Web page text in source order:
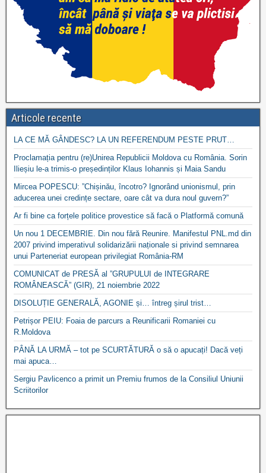
Articole recente
LA CE MĂ GÂNDESC? LA UN REFERENDUM PESTE PRUT…
Proclamația pentru (re)Unirea Republicii Moldova cu România. Sorin
Ilieșiu le-a trimis-o președinților Klaus Iohannis și Maia Sandu
Mircea POPESCU: ”Chișinău, încotro? Ignorând unionismul, prin
aducerea unei credințe sectare, oare cât va dura noul guvern?”
Ar fi bine ca forțele politice provestice să facă o Platformă comună
Un nou 1 DECEMBRIE. Din nou fără Reunire. Manifestul PNL.md din
2007 privind imperativul solidarizării naționale si privind semnarea
unui Parteneriat european privilegiat România-RM
COMUNICAT de PRESĂ al ”GRUPULUI de INTEGRARE
ROMÂNEASCĂ” (GIR), 21 noiembrie 2022
DISOLUȚIE GENERALĂ, AGONIE și… întreg șirul trist…
Petrișor PEIU: Foaia de parcurs a Reunificarii Romaniei cu
R.Moldova
PÂNĂ LA URMĂ – tot pe SCURTĂTURĂ o să o apucați! Dacă veți
mai apuca…
Sergiu Pavlicenco a primit un Premiu frumos de la Consiliul Uniunii
Scriitorilor